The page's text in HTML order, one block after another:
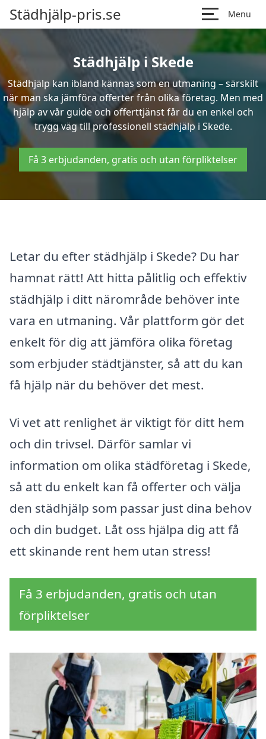
Städhjälp-pris.se Menu
Städhjälp i Skede
Städhjälp kan ibland kännas som en utmaning – särskilt
när man ska jämföra offerter från olika företag. Men med
hjälp av vår guide och offerttjänst får du en enkel och
trygg väg till professionell städhjälp i Skede.
Få 3 erbjudanden, gratis och utan förpliktelser
Letar du efter städhjälp i Skede? Du har
hamnat rätt! Att hitta pålitlig och effektiv
städhjälp i ditt närområde behöver inte
vara en utmaning. Vår plattform gör det
enkelt för dig att jämföra olika företag
som erbjuder städtjänster, så att du kan
få hjälp när du behöver det mest.
Vi vet att renlighet är viktigt för ditt hem
och din trivsel. Därför samlar vi
information om olika städföretag i Skede,
så att du enkelt kan få offerter och välja
den städhjälp som passar just dina behov
och din budget. Låt oss hjälpa dig att få
ett skinande rent hem utan stress!
Få 3 erbjudanden, gratis och utan
förpliktelser